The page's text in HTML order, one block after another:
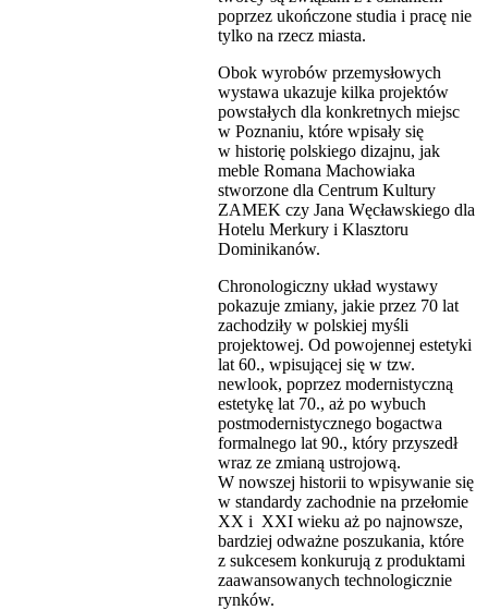
poprzez ukończone studia i pracę nie
tylko na rzecz miasta.
Obok wyrobów przemysłowych
wystawa ukazuje kilka projektów
powstałych dla konkretnych miejsc
w Poznaniu, które wpisały się
w historię polskiego dizajnu, jak
meble Romana Machowiaka
stworzone dla Centrum Kultury
ZAMEK czy Jana Węcławskiego dla
Hotelu Merkury i Klasztoru
Dominikanów.
Chronologiczny układ wystawy
pokazuje zmiany, jakie przez 70 lat
zachodziły w polskiej myśli
projektowej. Od powojennej estetyki
lat 60., wpisującej się w tzw.
newlook, poprzez modernistyczną
estetykę lat 70., aż po wybuch
postmodernistycznego bogactwa
formalnego lat 90., który przyszedł
wraz ze zmianą ustrojową.
W nowszej historii to wpisywanie się
w standardy zachodnie na przełomie
XX i XXI wieku aż po najnowsze,
bardziej odważne poszukania, które
z sukcesem konkurują z produktami
zaawansowanych technologicznie
rynków.